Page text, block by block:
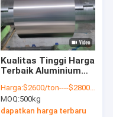
Kualitas Tinggi Harga
Terbaik Aluminium
Resistant Aluminium
Coil Tube Untuk
Kulkas
Harga:$2600/ton----$2800/ton
MOQ:500kg
dapatkan harga terbaru